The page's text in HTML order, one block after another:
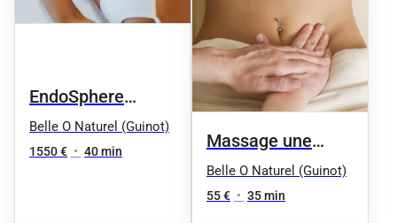
EndoSphere
Therapy - 18
séances :
Belle O Naturel (Guinot)
1550 € • 40 min
Massage une
zone
Belle O Naturel (Guinot)
55 € • 35 min